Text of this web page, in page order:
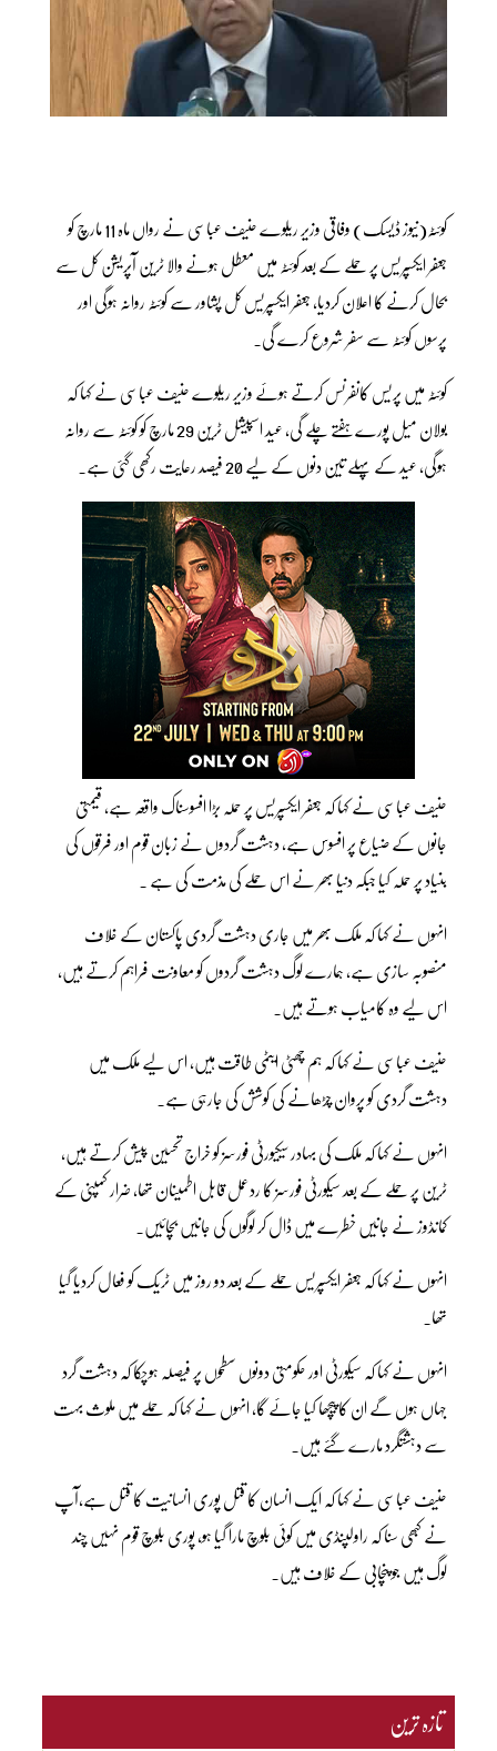
کوئٹہ(نیوز ڈیسک) وفاقی وزیر ریلوے حنیف عباسی نے رواں ماہ 11 مارچ کو
جعفر ایکسپریس پر حملے کے بعد کوئٹہ میں معطل ہونے والا ٹرین آپریشن کل سے
بحال کرنے کا اعلان کردیا، جعفر ایکسپریس کل پشاور سے کوئٹہ روانہ ہوگی اور
پرسوں کوئٹہ سے سفر شروع کرے گی۔
کوئٹہ میں پریس کانفرنس کرتے ہوئے وزیر ریلوے حنیف عباسی نے کہا کہ
بولان میل پورے ہفتے چلے گی، عید اسپیشل ٹرین 29 مارچ کو کوئٹہ سے روانہ
ہوگی، عید کے پہلے تین دنوں کے لیے 20 فیصد رعایت رکھی گئی ہے۔
حنیف عباسی نے کہا کہ جعفر ایکسپریس پر حملہ بڑا افسوسناک واقعہ ہے، قیمتی
جانوں کے ضیاع پر افسوس ہے، دہشت گردوں نے زبان قوم اور فرقوں کی
بنیاد پر حملہ کیا جبکہ دنیا بھر نے اس حملے کی مذمت کی ہے ۔
انہوں نے کہا کہ ملک بھر میں جاری دہشت گردی پاکستان کے خلاف
منصوبہ سازی ہے، ہمارے لوگ دہشت گردوں کو معاونت فراہم کرتے ہیں،
اس لیے وہ کامیاب ہوتے ہیں۔
حنیف عباسی نے کہا کہ ہم چھٹی ایٹمی طاقت ہیں، اس لیے ملک میں
دہشت گردی کو پروان چڑھانے کی کوشش کی جارہی ہے۔
انہوں نے کہا کہ ملک کی بہادر سیکیورٹی فورسز کو خراج تحسین پیش کرتے ہیں،
ٹرین پر حملے کے بعد سیکورٹی فورسز کا ردعمل قابل اطمینان تھا، ضرار کمپنی کے
کمانڈوز نے جانیں خطرے میں ڈال کر لوگوں کی جانیں بچائیں۔
انہوں نے کہا کہ جعفر ایکسپریس حملے کے بعد دو روز میں ٹریک کو فعال کردیا گیا
تھا۔
انہوں نے کہا کہ سیکورٹی اور حکومتی دونوں سطحوں پر فیصلہ ہوچکا کہ دہشت گرد
جہاں ہوں گے ان کا پیچھا کیا جائے گا، انہوں نے کہا کہ حملے میں ملوث بہت
سے دہشتگرد مارے گئے ہیں۔
حنیف عباسی نے کہا کہ ایک انسان کا قتل پوری انسانیت کا قتل ہے،آپ
نے کبھی سنا کہ راولپنڈی میں کوئی بلوچ مارا گیا ہو، پوری بلوچ قوم نہیں چند
لوگ ہیں جو پنچابی کے خلاف ہیں۔
تازہ ترین